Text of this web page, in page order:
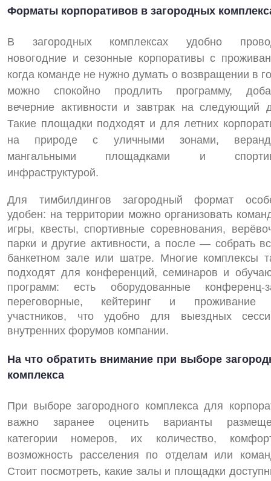
Форматы корпоративов в загородных
В загородных комплексах удобно
новогодние и сезонные корпоративы с
когда команде не нужно думать о возвращении в
можно спокойно продлить программу,
вечерние активности и завтрак на следующий
Такие площадки подходят и для летних
на природе с уличными зонами,
мангальными площадками и
инфраструктурой.
Для тимбилдингов загородный формат
удобен: на территории можно организовать
игры, квесты, спортивные соревнования,
парки и другие активности, а после — собрать
банкетном зале или шатре. Многие комплексы
подходят для конференций, семинаров и
программ: есть оборудованные
переговорные, кейтеринг и проживание
участников, что удобно для выездных
внутренних форумов компании.
На что обратить внимание при выборе
комплекса
При выборе загородного комплекса для
важно заранее оценить варианты
категории номеров, их количество,
возможность расселения по отделам или
Стоит посмотреть, какие залы и площадки